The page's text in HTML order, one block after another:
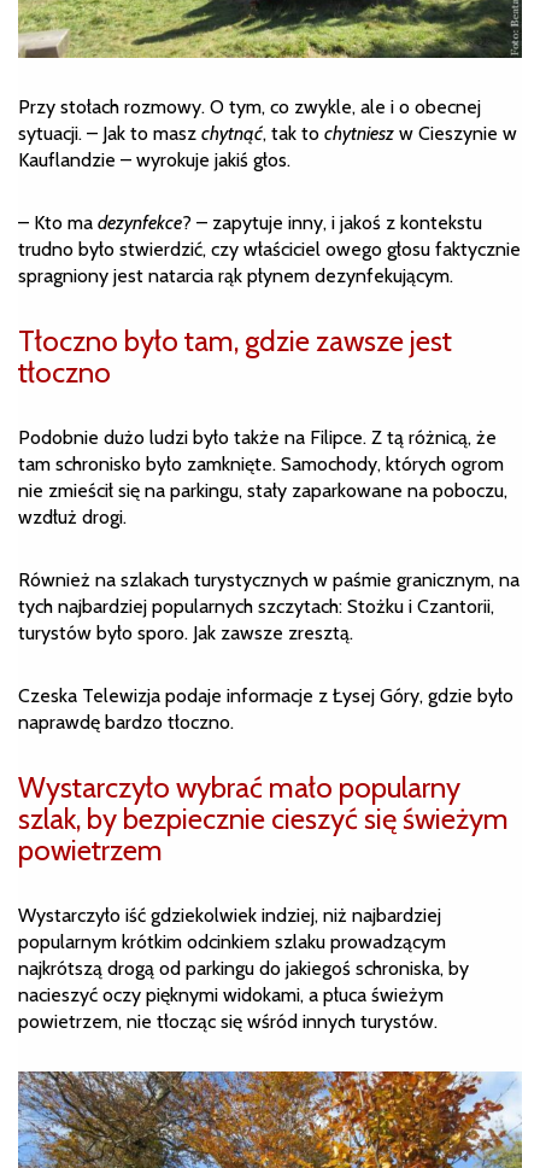
Przy stołach rozmowy. O tym, co zwykle, ale i o obecnej
sytuacji. – Jak to masz chytnąć, tak to chytniesz w Cieszynie w
Kauflandzie – wyrokuje jakiś głos.
– Kto ma dezynfekce? – zapytuje inny, i jakoś z kontekstu
trudno było stwierdzić, czy właściciel owego głosu faktycznie
spragniony jest natarcia rąk płynem dezynfekującym.
Tłoczno było tam, gdzie zawsze jest
tłoczno
Podobnie dużo ludzi było także na Filipce. Z tą różnicą, że
tam schronisko było zamknięte. Samochody, których ogrom
nie zmieścił się na parkingu, stały zaparkowane na poboczu,
wzdłuż drogi.
Również na szlakach turystycznych w paśmie granicznym, na
tych najbardziej popularnych szczytach: Stożku i Czantorii,
turystów było sporo. Jak zawsze zresztą.
Czeska Telewizja podaje informacje z Łysej Góry, gdzie było
naprawdę bardzo tłoczno.
Wystarczyło wybrać mało popularny
szlak, by bezpiecznie cieszyć się świeżym
powietrzem
Wystarczyło iść gdziekolwiek indziej, niż najbardziej
popularnym krótkim odcinkiem szlaku prowadzącym
najkrótszą drogą od parkingu do jakiegoś schroniska, by
nacieszyć oczy pięknymi widokami, a płuca świeżym
powietrzem, nie tłocząc się wśród innych turystów.